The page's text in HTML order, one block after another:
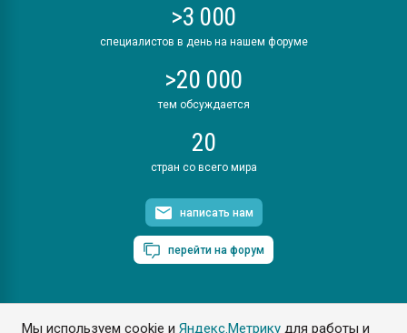
Мы используем cookie иЯндекс.Метрику для работы и
>3 000
специалистов в день на нашем форуме
>20 000
тем обсуждается
20
стран со всего мира
написать нам
перейти на форум
ПластЭксперт © 2006. Все права защищены